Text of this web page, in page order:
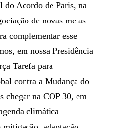
do Acordo de Paris, na
de novas metas
complementar esse
em nossa Presidência
Tarefa para
contra a Mudança do
chegar na COP 30, em
climática